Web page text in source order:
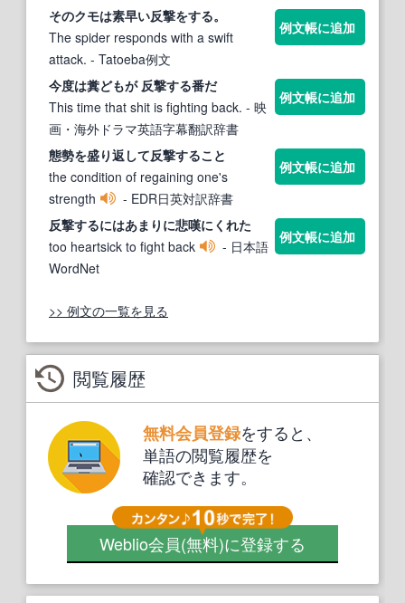
そのクモは素早い反撃をする。
The spider responds with a swift
attack. - Tatoeba例文
例文帳に追加
今度は糞どもが 反撃する番だ
This time that shit is fighting back. - 映
画・海外ドラマ英語字幕翻訳辞書
例文帳に追加
態勢を盛り返して反撃すること
the condition of regaining one's
strength
- EDR日英対訳辞書
例文帳に追加
反撃するにはあまりに悲嘆にくれた
too heartsick to fight back
- 日本語
WordNet
例文帳に追加
>> 例文の一覧を見る
閲覧履歴
無料会員登録をすると、
単語の閲覧履歴を
確認できます。
Weblio会員(無料)に登録する